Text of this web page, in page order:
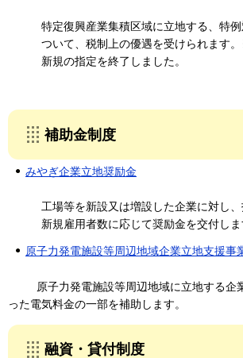
特定復興産業集積区域に立地する、特
ついて、税制上の優遇を受けられます
新規の指定を終了しました。
補助金制度
みやぎ企業立地奨励金
工場等を新設又は増設した企業に対し
新規雇用者数に応じて奨励金を交付しま
原子力発電施設等周辺地域企業立地支援事
原子力発電施設等周辺地域に立地する企
った電気料金の一部を補助します。
融資・貸付制度